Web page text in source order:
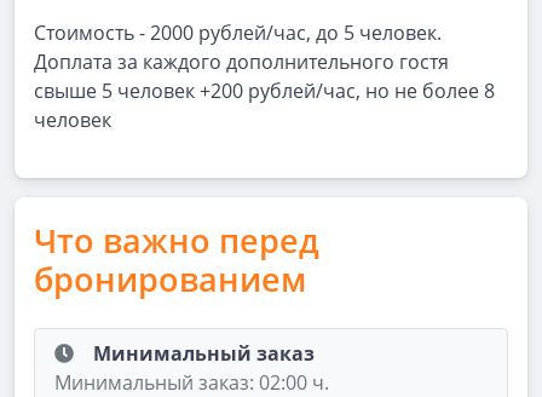
Стоимость - 2000 рублей/час, до 5 человек.
Доплата за каждого дополнительного гостя
свыше 5 человек +200 рублей/час, но не более 8
человек
Что важно перед
бронированием
Минимальный заказ
Минимальный заказ: 02:00 ч.